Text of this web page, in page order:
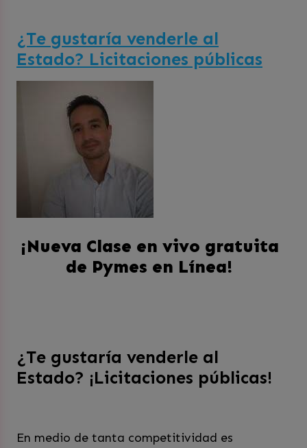
¿Te gustaría venderle al
Estado? Licitaciones públicas
¡Nueva Clase en vivo gratuita
de Pymes en Línea!
¿Te gustaría venderle al
Estado? ¡Licitaciones públicas!
En medio de tanta competitividad es